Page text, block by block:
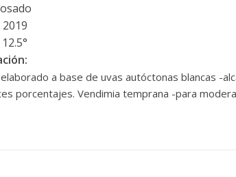
2019
12.5°
a base de uvas autóctonas blancas -
porcentajes. Vendimia temprana -para